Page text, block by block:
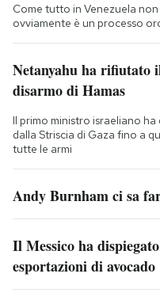
Come tutto in Venezuela
ovviamente è un processo
Netanyahu ha
disarmo di Hamas
Il primo ministro israeliano
dalla Striscia di Gaza fino a
tutte le armi
Andy Burnham ci sa
Il Messico ha
esportazioni di avocado